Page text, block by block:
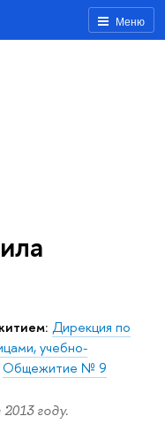
Меню
Дирекция по
учебно-
Общежитие № 9
году.